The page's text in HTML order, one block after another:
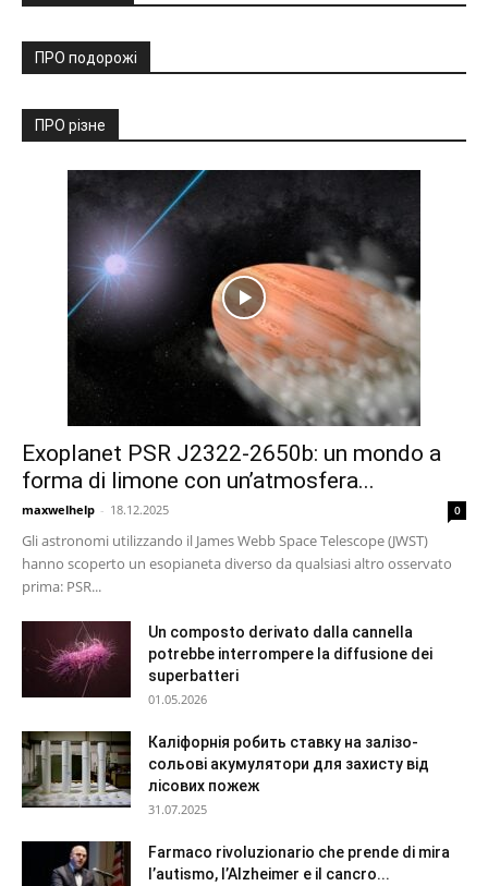
ПРО подорожі
ПРО різне
Exoplanet PSR J2322-2650b: un mondo a
forma di limone con un’atmosfera...
maxwelhelp - 18.12.2025 0
Gli astronomi utilizzando il James Webb Space Telescope (JWST)
hanno scoperto un esopianeta diverso da qualsiasi altro osservato
prima: PSR...
Un composto derivato dalla cannella
potrebbe interrompere la diffusione dei
superbatteri
01.05.2026
Каліфорнія робить ставку на залізо-
сольові акумулятори для захисту від
лісових пожеж
31.07.2025
Farmaco rivoluzionario che prende di mira
l’autismo, l’Alzheimer e il cancro...